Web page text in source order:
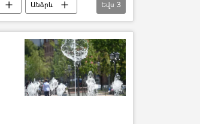
Անձրև
Եվս 3